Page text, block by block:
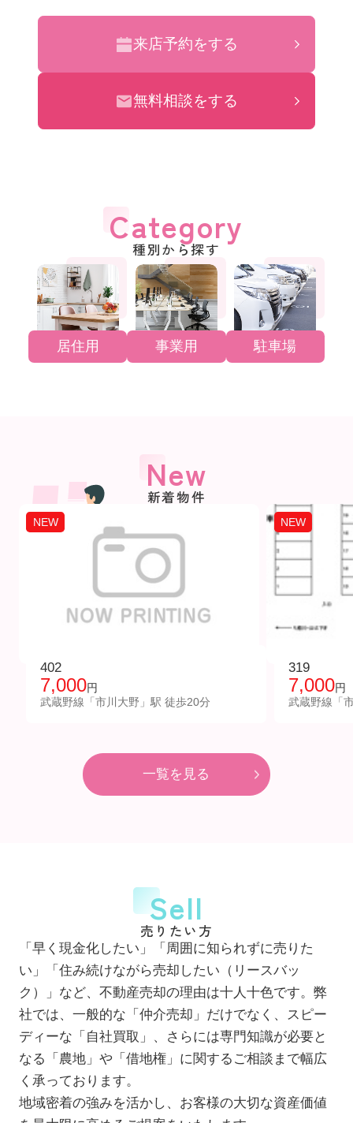
来店予約をする
無料相談をする
Category
種別から探す
居住用 事業用 駐車場
New
新着物件
NEW
402
7,000円
武蔵野線「市川大野」駅 徒歩20分
NEW
319
7,000円
武蔵野線「
一覧を見る
Sell
売りたい方
「早く現金化したい」「周囲に知られずに売りた
い」「住み続けながら売却したい（リースバッ
ク）」など、不動産売却の理由は十人十色です。弊
社では、一般的な「仲介売却」だけでなく、スピー
ディーな「自社買取」、さらには専門知識が必要と
なる「農地」や「借地権」に関するご相談まで幅広
く承っております。
地域密着の強みを活かし、お客様の大切な資産価値